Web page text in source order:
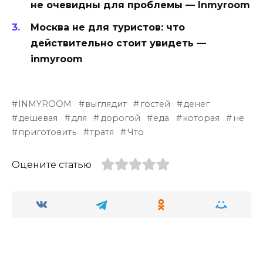
не очевидны для проблемы — Inmyroom
Москва не для туристов: что
действительно стоит увидеть —
inmyroom
INMYROOM выглядит гостей
денег
дешевая
для дорогой еда которая
не
приготовить
тратя Что
Оцените статью